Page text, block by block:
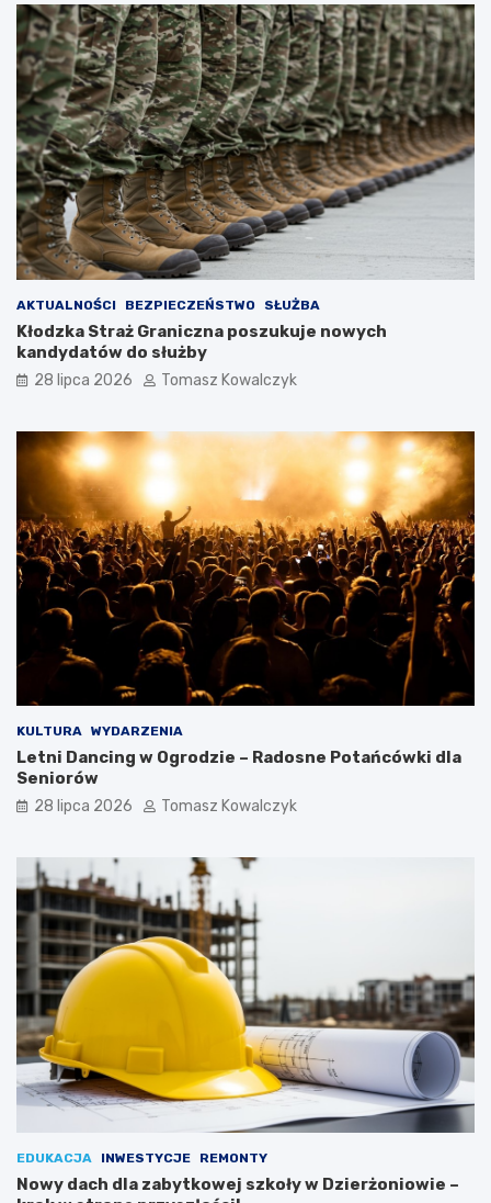
AKTUALNOŚCI BEZPIECZEŃSTWO SŁUŻBA
Kłodzka Straż Graniczna poszukuje nowych
kandydatów do służby
28 lipca 2026 Tomasz Kowalczyk
KULTURA WYDARZENIA
Letni Dancing w Ogrodzie – Radosne Potańcówki dla
Seniorów
28 lipca 2026 Tomasz Kowalczyk
EDUKACJA INWESTYCJE REMONTY
Nowy dach dla zabytkowej szkoły w Dzierżoniowie –